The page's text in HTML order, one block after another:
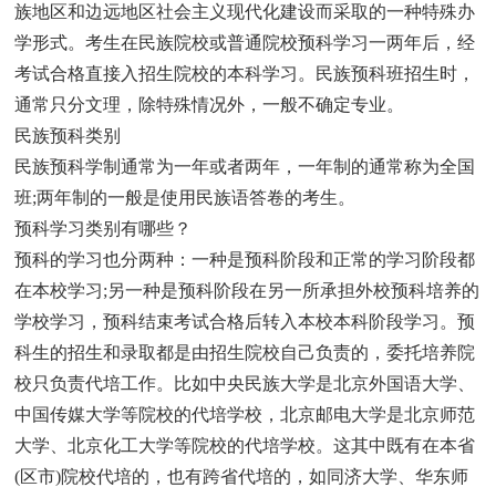
族地区和边远地区社会主义现代化建设而采取的一种特殊办
学形式。考生在民族院校或普通院校预科学习一两年后，经
考试合格直接入招生院校的本科学习。民族预科班招生时，
通常只分文理，除特殊情况外，一般不确定专业。
民族预科类别
民族预科学制通常为一年或者两年，一年制的通常称为全国
班;两年制的一般是使用民族语答卷的考生。
预科学习类别有哪些？
预科的学习也分两种：一种是预科阶段和正常的学习阶段都
在本校学习;另一种是预科阶段在另一所承担外校预科培养的
学校学习，预科结束考试合格后转入本校本科阶段学习。预
科生的招生和录取都是由招生院校自己负责的，委托培养院
校只负责代培工作。比如中央民族大学是北京外国语大学、
中国传媒大学等院校的代培学校，北京邮电大学是北京师范
大学、北京化工大学等院校的代培学校。这其中既有在本省
(区市)院校代培的，也有跨省代培的，如同济大学、华东师